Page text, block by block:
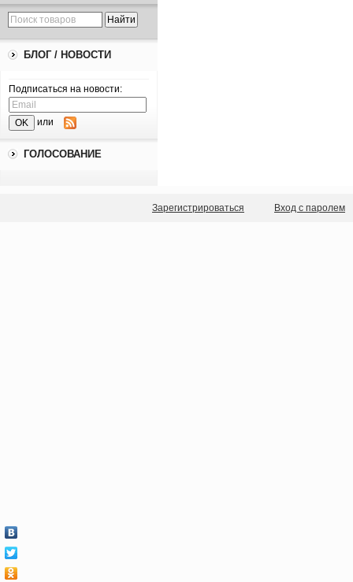
БЛОГ / НОВОСТИ
Подписаться на новости:
или
ГОЛОСОВАНИЕ
Зарегистрироваться Вход с паролем